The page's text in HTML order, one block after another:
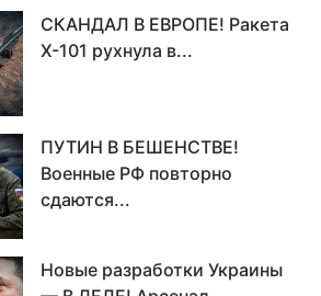
СКАНДАЛ В ЕВРОПЕ! Ракета
Х-101 рухнула в...
ПУТИН В БЕШЕНСТВЕ!
Военные РФ повторно
сдаются...
Новые разработки Украины